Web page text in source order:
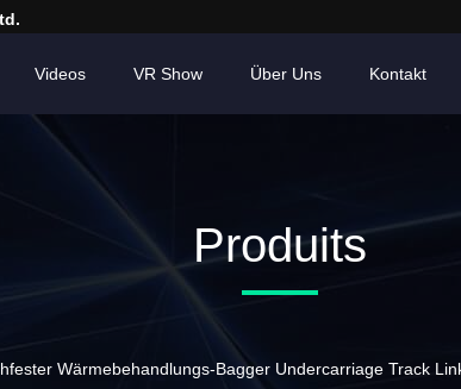
Videos VR Show Über Uns Kontakt
Produits
Wärmebehandlungs-Bagger Undercarriage Track